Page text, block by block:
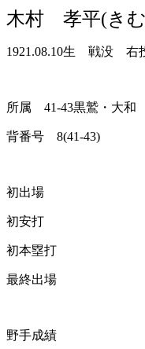
木村 孝平(き
1921.08.10生 戦没 右
所属 41-43黒鷲・大和
背番号 8(41-43)
初出場
初安打
初本塁打
最終出場
野手成績